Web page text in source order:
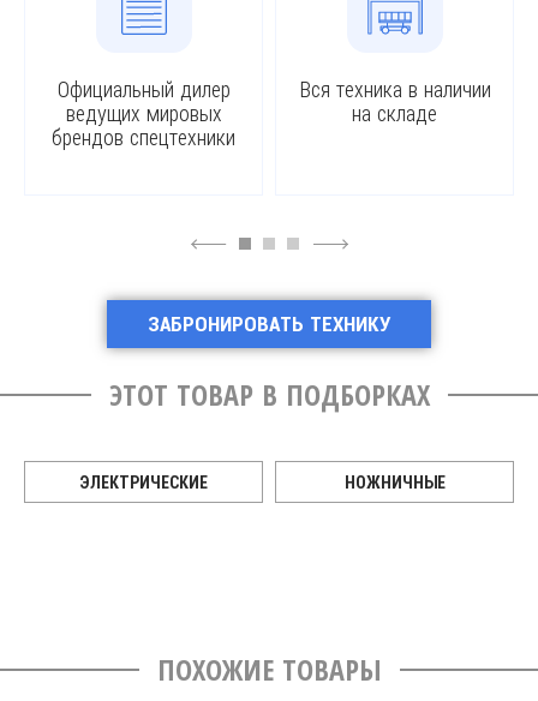
Официальный дилер
ведущих мировых
брендов спецтехники
Вся техника в наличии
на складе
4 6
ЗАБРОНИРОВАТЬ ТЕХНИКУ
ЭТОТ ТОВАР В ПОДБОРКАХ
ЭЛЕКТРИЧЕСКИЕ НОЖНИЧНЫЕ
ПОХОЖИЕ ТОВАРЫ